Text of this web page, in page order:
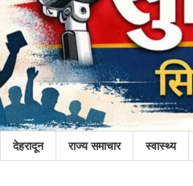
देहरादून राज्य समाचार स्वास्थ्य